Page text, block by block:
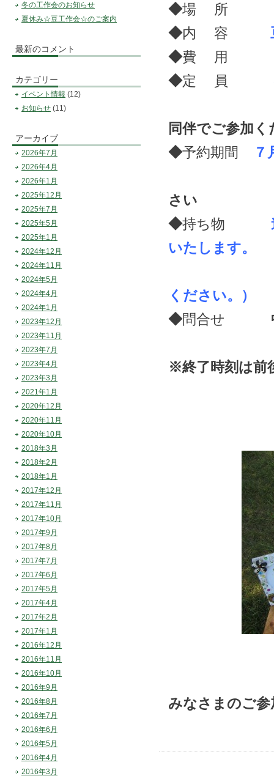
◆場 所
◆内 容
◆費 用
◆定 員
同伴でご参加く
◆予約期間 ７
さい
◆持ち物
いたします。
ください。）
◆問合せ 中札
※終了時刻は前
みなさまのご
冬の工作会のお知らせ
夏休み☆豆工作会☆のご案内
最新のコメント
カテゴリー
イベント情報 (12)
お知らせ (11)
アーカイブ
2026年7月
2026年4月
2026年1月
2025年12月
2025年7月
2025年5月
2025年1月
2024年12月
2024年11月
2024年5月
2024年4月
2024年1月
2023年12月
2023年11月
2023年7月
2023年4月
2023年3月
2021年1月
2020年12月
2020年11月
2020年10月
2018年3月
2018年2月
2018年1月
2017年12月
2017年11月
2017年10月
2017年9月
2017年8月
2017年7月
2017年6月
2017年5月
2017年4月
2017年2月
2017年1月
2016年12月
2016年11月
2016年10月
2016年9月
2016年8月
2016年7月
2016年6月
2016年5月
2016年4月
2016年3月